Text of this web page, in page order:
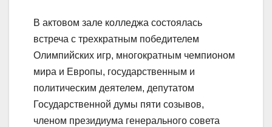
В актовом зале колледжа состоялась
встреча с трехкратным победителем
Олимпийских игр, многократным чемпионом
мира и Европы, государственным и
политическим деятелем, депутатом
Государственной думы пяти созывов,
членом президиума генерального совета